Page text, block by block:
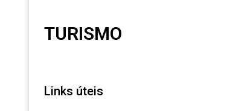
TURISMO
Links úteis